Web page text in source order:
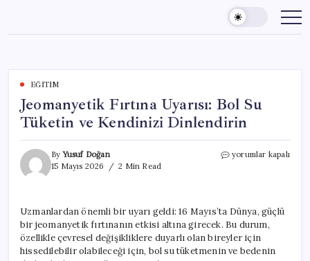
content
EĞITIM
Jeomanyetik Fırtına Uyarısı: Bol Su
Tüketin ve Kendinizi Dinlendirin
ByYusuf Doğan
15 Mayıs 2026
2 Min Read
Jeomanyetik
Tüketin
ve
Kendinizi
Dinlendirin
yorumlar kapalı
Uzmanlardan önemli bir uyarı geldi: 16 Mayıs’ta Dünya, güçlü
bir jeomanyetik fırtınanın etkisi altına girecek. Bu durum,
özellikle çevresel değişikliklere duyarlı olan bireyler için
hissedilebilir olabileceği için, bol su tüketmenin ve bedenin